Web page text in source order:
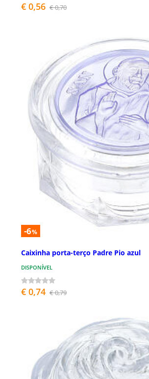
€ 0,56 € 0,70
-6%
Caixinha porta-terço Padre Pio azul
DISPONÍVEL
€ 0,74 € 0,79